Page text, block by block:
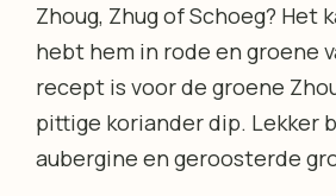
Zhoug, Zhug of Schoeg? Het
hebt hem in rode en groene
recept is voor de groene
pittige koriander dip. Lekker
aubergine en geroosterde